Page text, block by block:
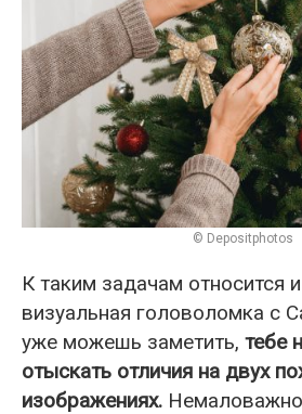
© Depositphotos
К таким задачам относится
визуальная головоломка с
уже можешь заметить, тебе
отыскать отличия на двух
изображениях.